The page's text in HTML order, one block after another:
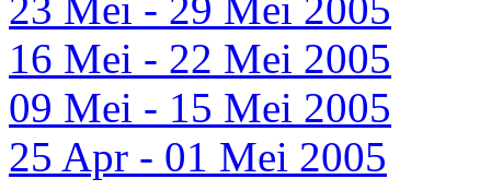
16 Mei - 22 Mei 2005
09 Mei - 15 Mei 2005
25 Apr - 01 Mei 2005